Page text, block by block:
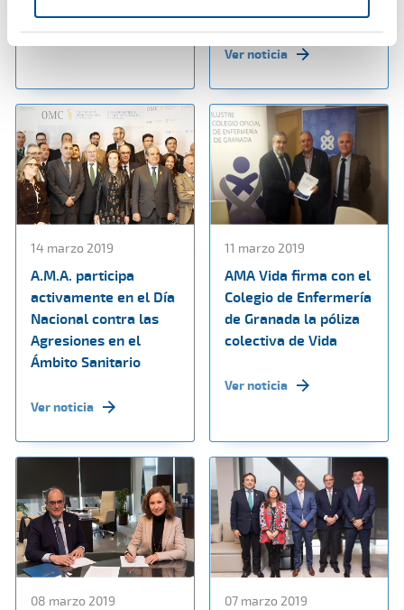
Ver noticia
14 marzo 2019
A.M.A. participa
activamente en el Día
Nacional contra las
Agresiones en el
Ámbito Sanitario
Ver noticia
11 marzo 2019
AMA Vida firma con el
Colegio de Enfermería
de Granada la póliza
colectiva de Vida
Ver noticia
08 marzo 2019 07 marzo 2019